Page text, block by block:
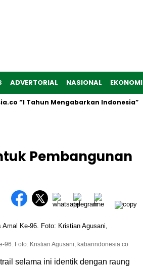
ADVERTORIAL NASIONAL EKONOMI
“1 Tahun Mengabarkan Indonesia”
Pembangunan
96. Foto: Kristian Agusani, kabarindonesia.co
selama ini identik dengan raung